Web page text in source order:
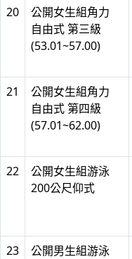
20
公開女生組角力
自由式 第三級
(53.01~57.00)
21
公開女生組角力
自由式 第四級
(57.01~62.00)
22
公開女生組游泳
200公尺仰式
23
公開男生組游泳